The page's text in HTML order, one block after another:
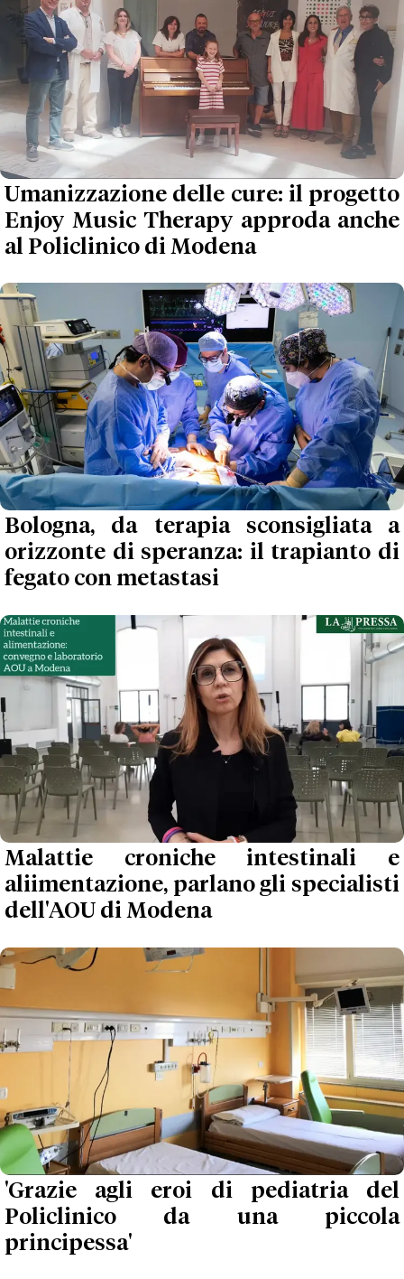
Umanizzazione delle cure: il progetto
Enjoy Music Therapy approda anche
al Policlinico di Modena
Bologna, da terapia sconsigliata a
orizzonte di speranza: il trapianto di
fegato con metastasi
Malattie croniche intestinali e
aliimentazione, parlano gli specialisti
dell'AOU di Modena
'Grazie agli eroi di pediatria del
Policlinico da una piccola
principessa'